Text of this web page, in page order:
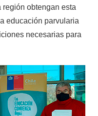
obtengan esta
educación parvularia
necesarias para